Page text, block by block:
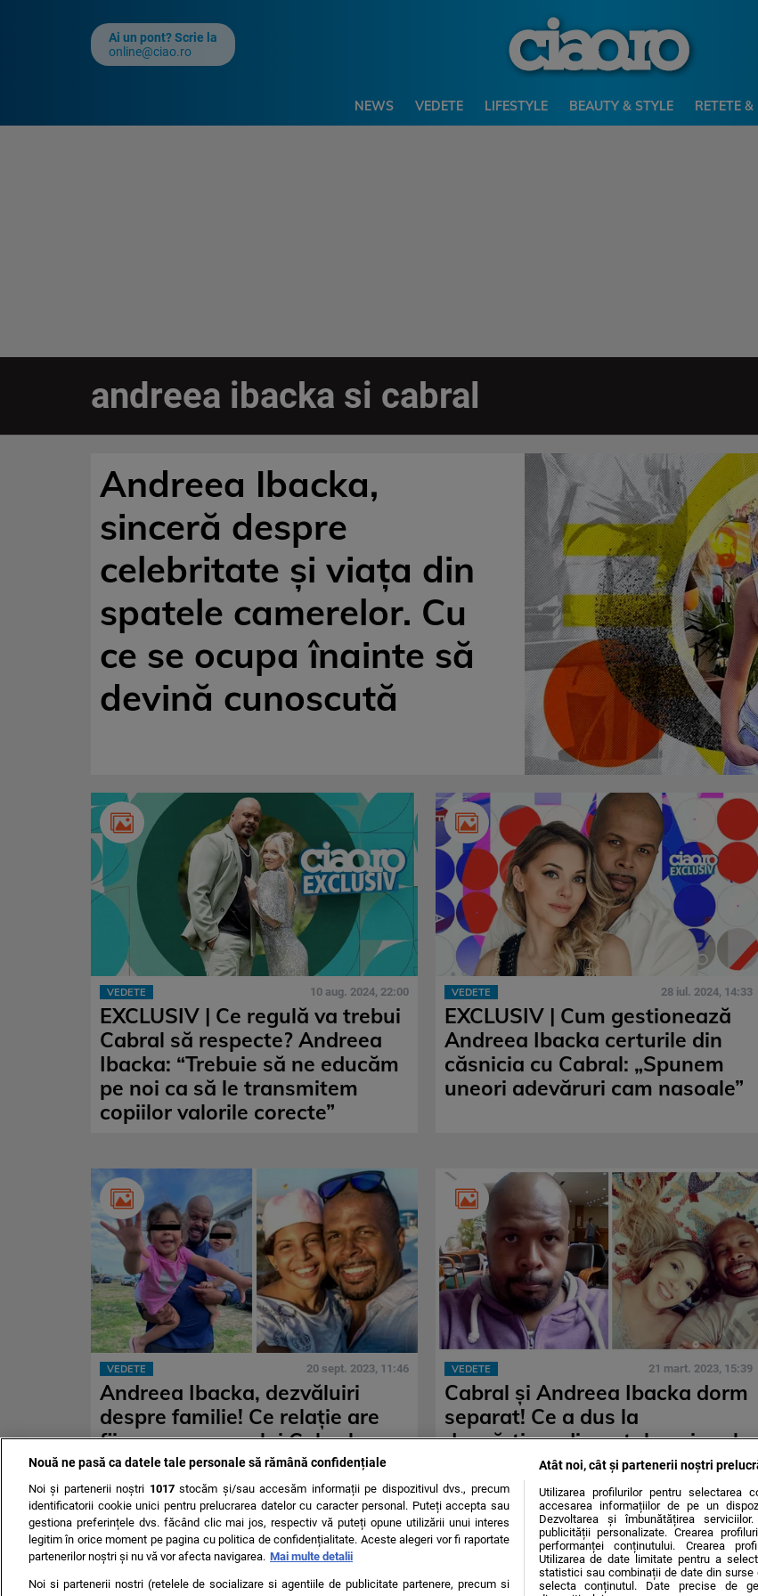
Ai un pont? Scrie la
online@ciao.ro
NEWS VEDETE LIFESTYLE BEAUTY & STYLE RETETE &
andreea ibacka si cabral
Andreea Ibacka,
sinceră despre
celebritate și viața din
spatele camerelor. Cu
ce se ocupa înainte să
devină cunoscută
VEDETE 10 aug. 2024, 22:00
EXCLUSIV | Ce regulă va trebui
Cabral să respecte? Andreea
Ibacka: “Trebuie să ne educăm
pe noi ca să le transmitem
copiilor valorile corecte”
VEDETE 28 iul. 2024, 14:33
EXCLUSIV | Cum gestionează
Andreea Ibacka certurile din
căsnicia cu Cabral: „Spunem
uneori adevăruri cam nasoale”
VEDETE 20 sept. 2023, 11:46
Andreea Ibacka, dezvăluiri
despre familie! Ce relație are
fiica cea mare a lui Cabral cu
cei doi frați: „Trăiesc povești
diferite”
VEDETE 21 mart. 2023, 15:39
Cabral și Andreea Ibacka dorm
separat! Ce a dus la
despărțirea din patul conjugal:
„Dar nici așa nu s-a putut”
Nouă ne pasă ca datele tale personale să rămână confidențiale
Noi și partenerii noștri 1017stocăm și/sau accesăm informații pe dispozitivul dvs., precum
identificatorii cookie unici pentru prelucrarea datelor cu caracter personal. Puteți accepta sau
gestiona preferințele dvs. făcând clic mai jos, respectiv vă puteți opune utilizării unui interes
legitim în orice moment pe pagina cu politica de confidențialitate. Aceste alegeri vor fi raportate
partenerilor noștri și nu vă vor afecta navigarea. Mai multe detalii
Noi si partenerii nostri (retelele de socializare si agentiile de publicitate partenere, precum si
Atât noi, cât și partenerii noștri
Utilizarea profilurilor pentru selectarea
accesarea informațiilor de pe un
Dezvoltarea și îmbunătățirea
publicității personalizate. Crearea
performanței conținutului. Crearea
Utilizarea de date limitate pentru a
statistici sau combinații de date din
selecta conținutul. Date precise de